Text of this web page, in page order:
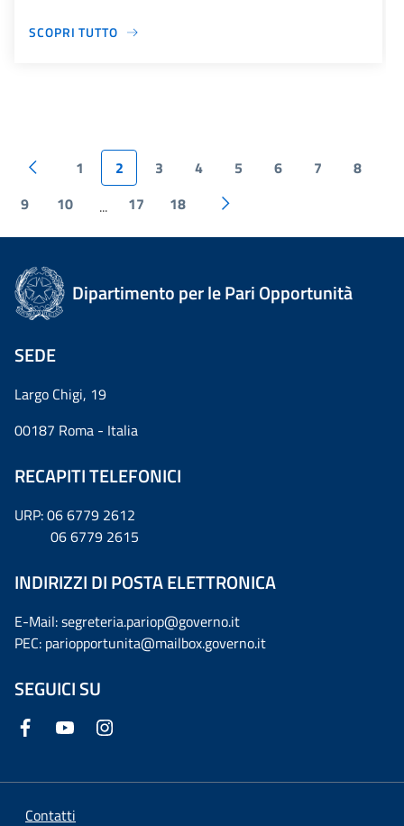
SCOPRI TUTTO
1 2 3 4 5 6 7
8
9
10 ... 17 18
Dipartimento per le Pari Opportunità
SEDE
Largo Chigi, 19
00187 Roma - Italia
RECAPITI TELEFONICI
URP: 06 6779 2612
06 6779 2615
INDIRIZZI DI POSTA ELETTRONICA
E-Mail: segreteria.pariop@governo.it
PEC: pariopportunita@mailbox.governo.it
SEGUICI SU
Contatti